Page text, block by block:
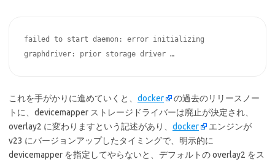
failed to start daemon: error initializing
graphdriver: prior storage driver …
これを手がかりに進めていくと、 docker
の過去のリリースノー
トに、devicemapper ストレージドライバーは廃止が決定され、
overlay2 に変わりますという記述があり、 docker
エンジンが
v23 にバージョンアップしたタイミングで、明示的に
devicemapper を指定してやらないと、デフォルトの overlay2 をス